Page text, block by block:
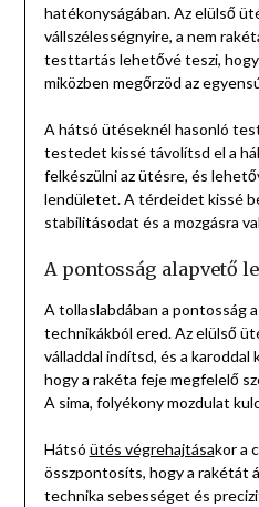
hatékonyságában. Az elülső
vállszélességnyire, a nem
testtartás lehetővé teszi,
miközben megőrzöd az
A hátsó ütéseknél hasonló
testedet kissé távolítsd el a
felkészülni az ütésre, és
lendületet. A térdeidet kissé
stabilitásodat és a mozgásra
A pontosság alapvető
A tollaslabdában a pontosság
technikákból ered. Az elülső
válladdal indítsd, és a karoddal
hogy a rakéta feje megfelelő
A sima, folyékony mozdulat
Hátsó ütés végrehajtásakor a
összpontosíts, hogy a rakétát
technika sebességet és